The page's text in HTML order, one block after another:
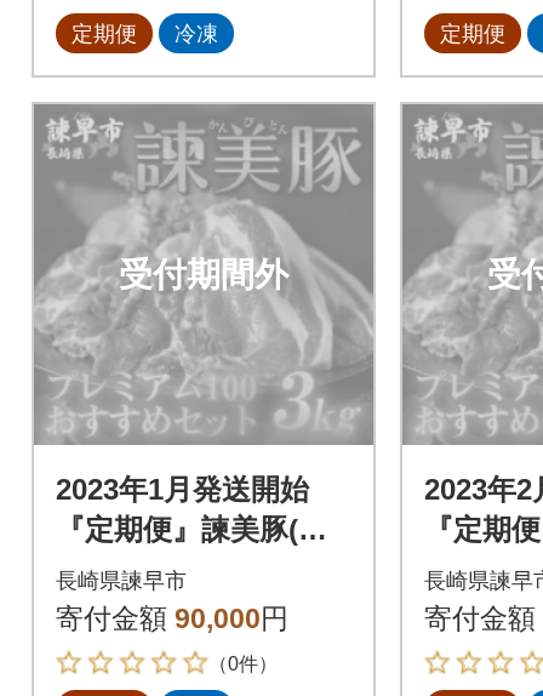
定期便 冷凍 定期便
受付期間外
2023年1月発送開始
『定期便』諫美豚(か
んびとん)プレミアム
100おすすめセット3k
g 全3回
長崎県諫早市
寄付金額 90,000円
（0件）
受
2023年2
『定期
んびと
100おす
g 全3回
長崎県諫早
寄付金額